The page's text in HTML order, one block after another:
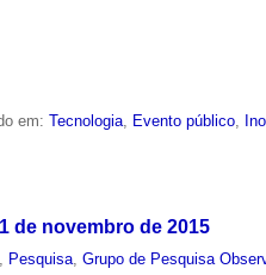
em:Tecnologia, Evento público,
de novembro de 2015
Pesquisa ,Grupo de Pesquisa